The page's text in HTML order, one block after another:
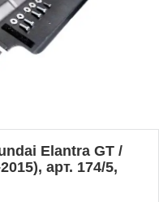
Elantra GT /
арт. 174/5,